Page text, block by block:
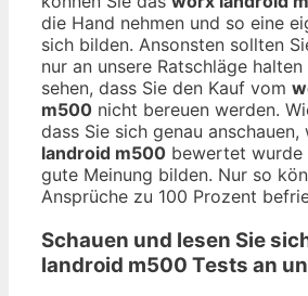
die Hand nehmen und so eine
sich bilden. Ansonsten sollten
nur an unsere Ratschläge
sehen, dass Sie den Kauf vom
m500 nicht bereuen werden.
dass Sie sich genau anschauen,
landroid m500 bewertet wurde
gute Meinung bilden. Nur so
Ansprüche zu 100 Prozent
Schauen und lesen Sie
landroid m500 Tests an